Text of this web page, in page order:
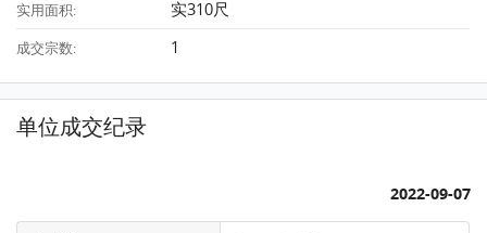
实用面积: 实310尺
成交宗数: 1
单位成交纪录
2022-09-07